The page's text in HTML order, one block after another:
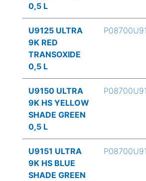
0,5 L
U9125 ULTRA
9K RED
TRANSOXIDE
0,5 L
U9150 ULTRA
9K HS YELLOW
SHADE GREEN
0,5 L
U9151 ULTRA
9K HS BLUE
SHADE GREEN